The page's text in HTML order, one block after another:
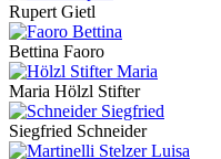
Rupert Gietl
Bettina Faoro
Maria Hölzl Stifter
Siegfried Schneider